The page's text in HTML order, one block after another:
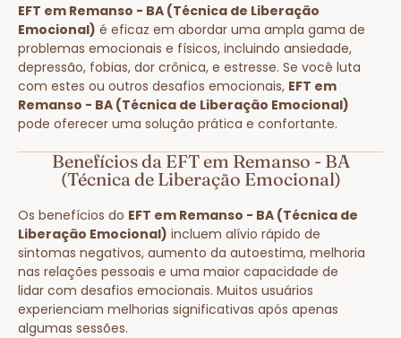
EFT em Remanso - BA (Técnica de Liberação
Emocional) é eficaz em abordar uma ampla gama de
problemas emocionais e físicos, incluindo ansiedade,
depressão, fobias, dor crônica, e estresse. Se você luta
com estes ou outros desafios emocionais, EFT em
Remanso - BA (Técnica de Liberação Emocional)
pode oferecer uma solução prática e confortante.
Benefícios da EFT em Remanso - BA
(Técnica de Liberação Emocional)
Os benefícios do EFT em Remanso - BA (Técnica de
Liberação Emocional) incluem alívio rápido de
sintomas negativos, aumento da autoestima, melhoria
nas relações pessoais e uma maior capacidade de
lidar com desafios emocionais. Muitos usuários
experienciam melhorias significativas após apenas
algumas sessões.